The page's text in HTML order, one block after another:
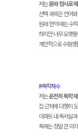
저는문과 정시로
선택 과목은 언어
원래 현역 때는 수
하지만 너무 오랫
개인적으로 수험생
#독학재수
저는온전히 독학
집 근처에 다행히
아파트 내 독서실
독재는 정말 큰 의